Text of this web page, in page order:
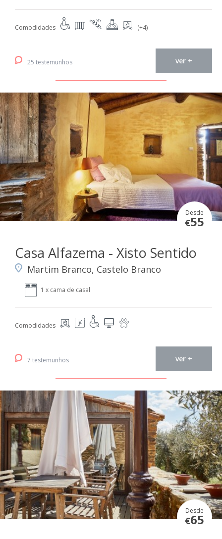
Comodidades (+4)
25 testemunhos ver +
Desde
€55
Casa Alfazema - Xisto Sentido
Martim Branco, Castelo Branco
1 x cama de casal
Comodidades
7 testemunhos ver +
Desde
€65